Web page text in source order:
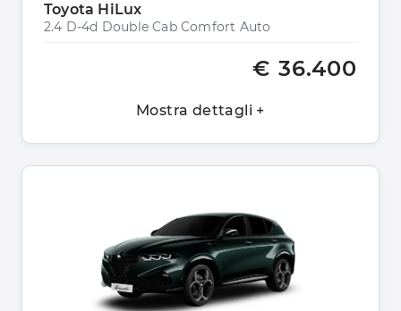
Toyota HiLux
2.4 D-4d Double Cab Comfort Auto
€ 36.400
Mostra dettagli +